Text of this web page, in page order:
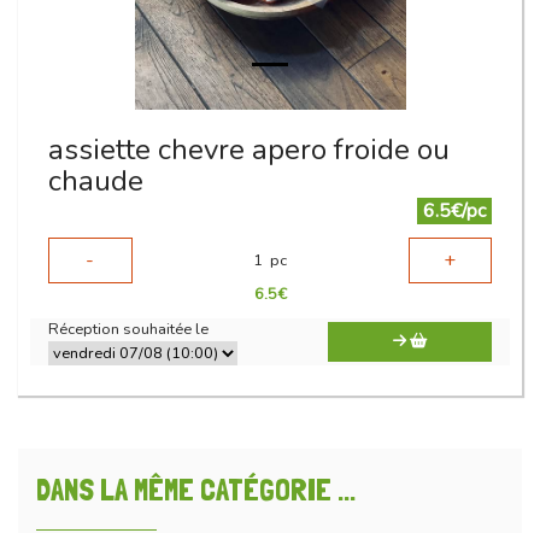
assiette chevre apero froide ou
chaude
6.5€/pc
-
1 pc +
6.5€
Réception souhaitée le
DANS LA MÊME CATÉGORIE ...